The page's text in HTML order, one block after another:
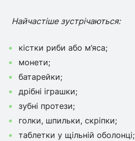
Найчастіше зустрічаються:
кістки риби або м’яса;
монети;
батарейки;
дрібні іграшки;
зубні протези;
голки, шпильки, скріпки;
таблетки у щільній оболонці;